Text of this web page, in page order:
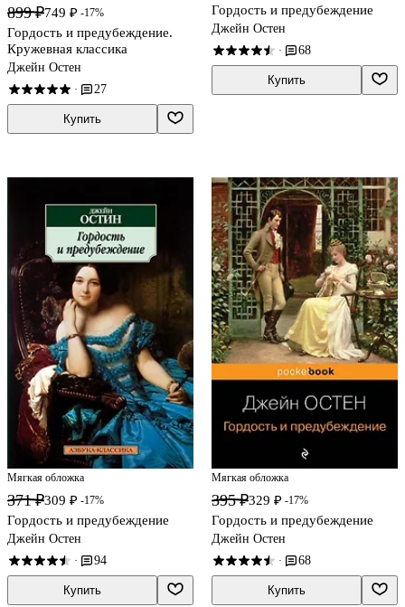
899 ₽749 ₽ -17%
Гордость и предубеждение.
Кружевная классика
Джейн Остен
· 27
Купить
Гордость и предубеждение
Джейн Остен
· 68
Купить
Мягкая обложка
371 ₽309 ₽ -17%
Гордость и предубеждение
Джейн Остен
· 94
Купить
Мягкая обложка
395 ₽329 ₽ -17%
Гордость и предубеждение
Джейн Остен
· 68
Купить